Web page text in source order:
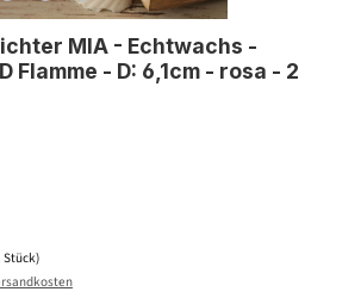
MIA - Echtwachs -
Flamme - D: 6,1cm - rosa - 2
Stück)